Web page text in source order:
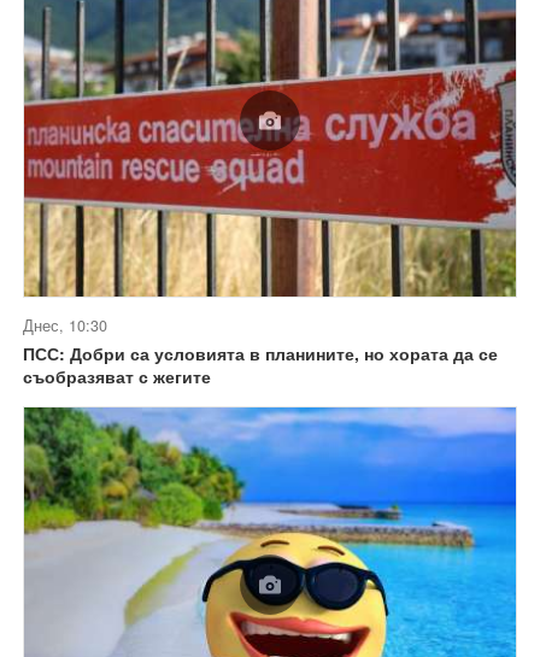
Днес, 10:30
ПСС: Добри са условията в планините, но хората да се
съобразяват с жегите